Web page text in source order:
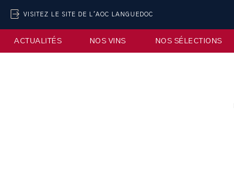
VISITEZ LE SITE DE L'AOC LANGUEDOC
ACTUALITÉS NOS VINS NOS SÉLECTIONS